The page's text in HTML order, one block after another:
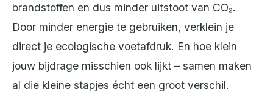
brandstoffen en dus minder uitstoot van CO₂.
Door minder energie te gebruiken, verklein je
direct je ecologische voetafdruk. En hoe klein
jouw bijdrage misschien ook lijkt – samen maken
al die kleine stapjes écht een groot verschil.